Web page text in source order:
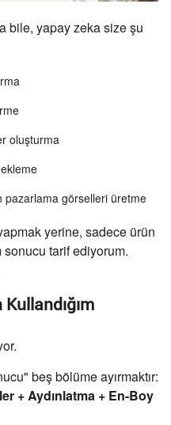
bile, yapay zeka size şu
oluşturma
pazarlama görselleri üretme
yerine, sadece ürün
tarif ediyorum.
beş bölüme ayırmaktır:
+ Aydınlatma + En-Boy